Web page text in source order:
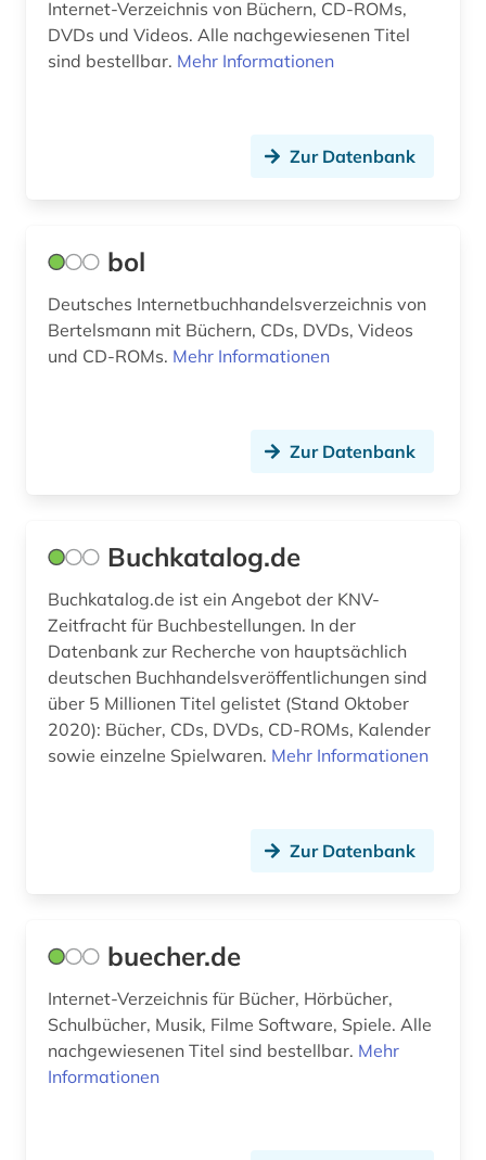
reptilien (1)
restaurator (1)
spanisches sprachgebiet (1)
terraristik (1)
usa (3)
wales (1)
wirbellose (1)
wissenschaftliche literatur (1)
wissenschaftlicher verlag (1)
Internet-Verzeichnis von Büchern, CD-ROMs,
DVDs und Videos. Alle nachgewiesenen Titel
sind bestellbar. Mehr Informationen
Zur Datenbank
bol
Deutsches Internetbuchhandelsverzeichnis von
Bertelsmann mit Büchern, CDs, DVDs, Videos
und CD-ROMs. Mehr Informationen
Zur Datenbank
Buchkatalog.de
Buchkatalog.de ist ein Angebot der KNV-
Zeitfracht für Buchbestellungen. In der
Datenbank zur Recherche von hauptsächlich
deutschen Buchhandelsveröffentlichungen sind
über 5 Millionen Titel gelistet (Stand Oktober
2020): Bücher, CDs, DVDs, CD-ROMs, Kalender
sowie einzelne Spielwaren. Mehr Informationen
Zur Datenbank
buecher.de
Internet-Verzeichnis für Bücher, Hörbücher,
Schulbücher, Musik, Filme Software, Spiele. Alle
nachgewiesenen Titel sind bestellbar. Mehr
Informationen